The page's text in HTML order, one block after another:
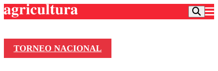
TORNEO NACIONAL